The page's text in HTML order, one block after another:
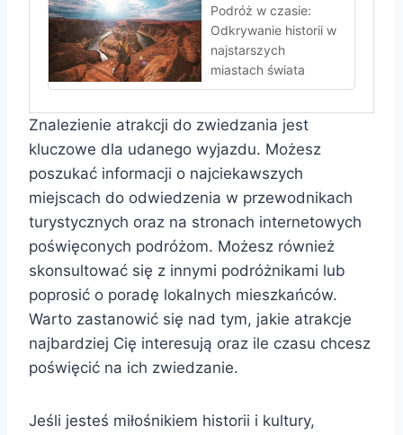
Podróż w czasie:
Odkrywanie historii w
najstarszych
miastach świata
Znalezienie atrakcji do zwiedzania jest
kluczowe dla udanego wyjazdu. Możesz
poszukać informacji o najciekawszych
miejscach do odwiedzenia w przewodnikach
turystycznych oraz na stronach internetowych
poświęconych podróżom. Możesz również
skonsultować się z innymi podróżnikami lub
poprosić o poradę lokalnych mieszkańców.
Warto zastanowić się nad tym, jakie atrakcje
najbardziej Cię interesują oraz ile czasu chcesz
poświęcić na ich zwiedzanie.
Jeśli jesteś miłośnikiem historii i kultury,